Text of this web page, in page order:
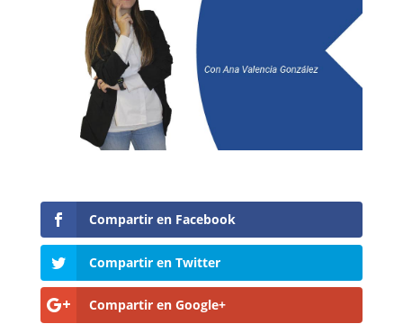
Compartir en Facebook
Compartir en Twitter
Compartir en Google+